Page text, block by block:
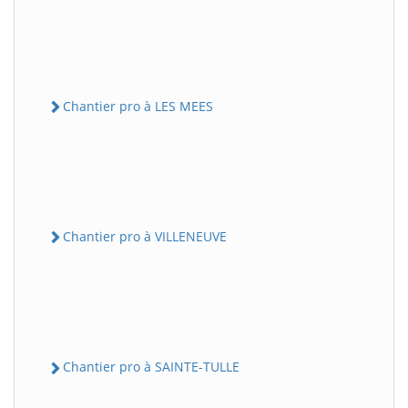
Chantier pro à LES MEES
Chantier pro à VILLENEUVE
Chantier pro à SAINTE-TULLE